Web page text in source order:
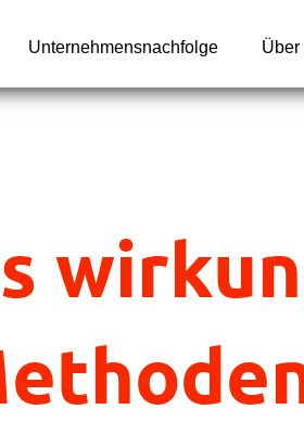
Unternehmensnachfolge Über